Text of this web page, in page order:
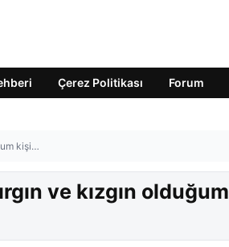
Çerez Politikası Forum
kişi…
ve kızgın olduğum